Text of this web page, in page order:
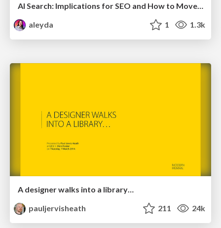
AI Search: Implications for SEO and How to Move Forward - #ShenzhenSEOConference
aleyda
1 1.3k
A designer walks into a library…
pauljervisheath
211 24k